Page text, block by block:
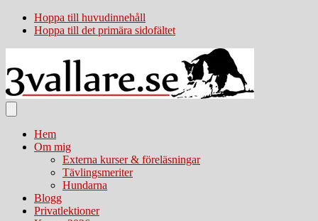
Hoppa till huvudinnehåll
Hoppa till det primära sidofältet
Hem
Om mig
Externa kurser & föreläsningar
Tävlingsmeriter
Hundarna
Blogg
Privatlektioner